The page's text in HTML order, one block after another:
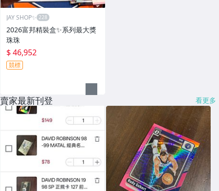
JAY SHOP✨
2026富邦精裝盒✨系列最大獎
珠珠
$ 46,952
競標
賣家最新刊登 看更多